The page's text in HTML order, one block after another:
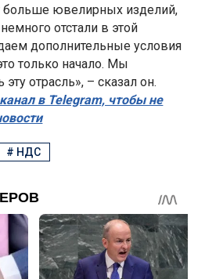
больше ювелирных изделий,
отстали в этой
дополнительные условия
только начало. Мы
отрасль», – сказал он.
в Telegram, чтобы не
# НДС